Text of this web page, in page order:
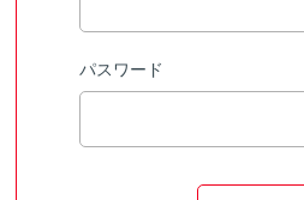
パスワード